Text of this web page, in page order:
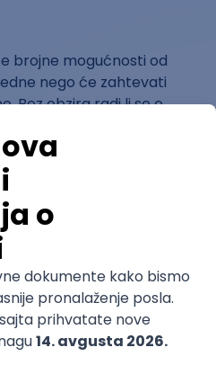
brojne mogućnosti od
nego će zahtevati
Bez obzira radi li se o
pisanju članaka,
moraju
i slobodno pitati
uključeni. Ovo je
koje su često
još i manje bore za sebe i
koji ne muči samo i